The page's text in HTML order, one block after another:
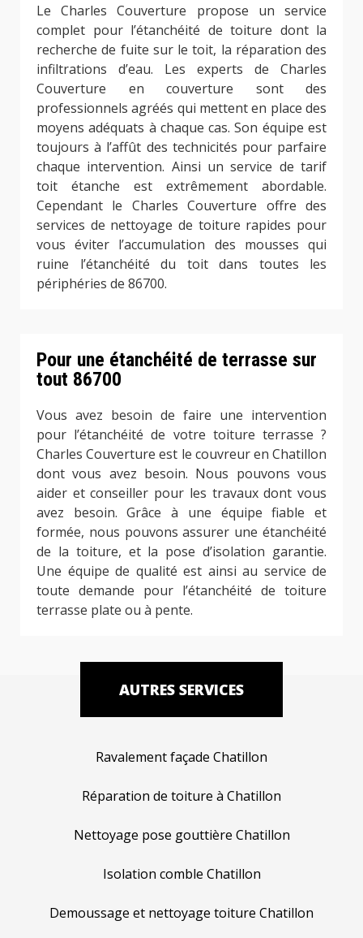
Le Charles Couverture propose un service
complet pour l’étanchéité de toiture dont la
recherche de fuite sur le toit, la réparation des
infiltrations d’eau. Les experts de Charles
Couverture en couverture sont des
professionnels agréés qui mettent en place des
moyens adéquats à chaque cas. Son équipe est
toujours à l’affût des technicités pour parfaire
chaque intervention. Ainsi un service de tarif
toit étanche est extrêmement abordable.
Cependant le Charles Couverture offre des
services de nettoyage de toiture rapides pour
vous éviter l’accumulation des mousses qui
ruine l’étanchéité du toit dans toutes les
périphéries de 86700.
Pour une étanchéité de terrasse sur
tout 86700
Vous avez besoin de faire une intervention
pour l’étanchéité de votre toiture terrasse ?
Charles Couverture est le couvreur en Chatillon
dont vous avez besoin. Nous pouvons vous
aider et conseiller pour les travaux dont vous
avez besoin. Grâce à une équipe fiable et
formée, nous pouvons assurer une étanchéité
de la toiture, et la pose d’isolation garantie.
Une équipe de qualité est ainsi au service de
toute demande pour l’étanchéité de toiture
terrasse plate ou à pente.
AUTRES SERVICES
Ravalement façade Chatillon
Réparation de toiture à Chatillon
Nettoyage pose gouttière Chatillon
Isolation comble Chatillon
Demoussage et nettoyage toiture Chatillon